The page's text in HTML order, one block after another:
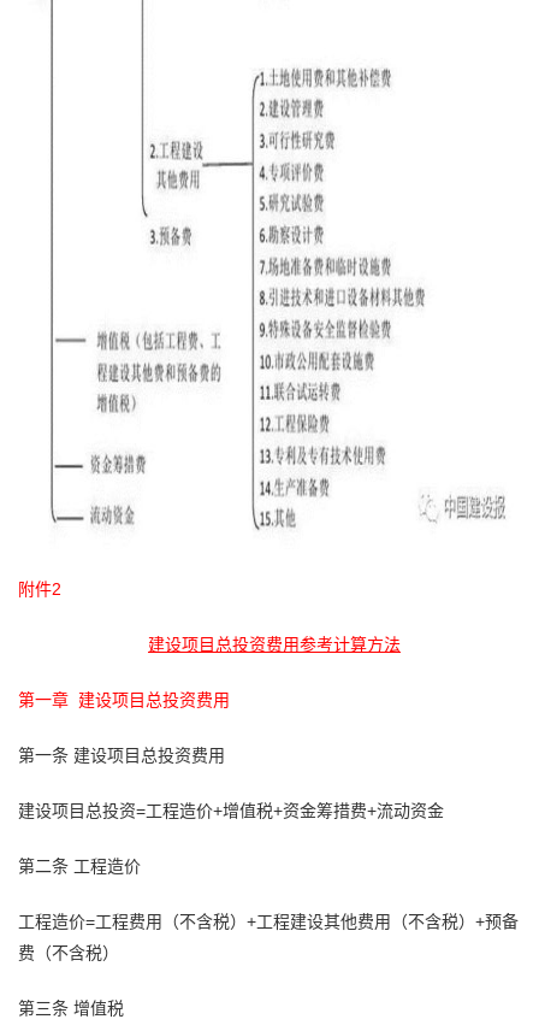
附件2
建设项目总投资费用参考计算方法
第一章 建设项目总投资费用
第一条 建设项目总投资费用
建设项目总投资=工程造价+增值税+资金筹措费+流动资金
第二条 工程造价
工程造价=工程费用（不含税）+工程建设其他费用（不含税）+预备
费（不含税）
第三条 增值税